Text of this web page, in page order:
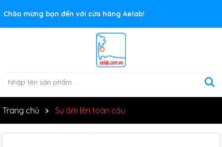
Chào mừng bạn đến với cửa hàng Aelab!
Rất nhiều ưu đãi và chương trình khuyến mãi đang chờ đợi
bạn
Trang chủ Sự ấm lên toàn cầu